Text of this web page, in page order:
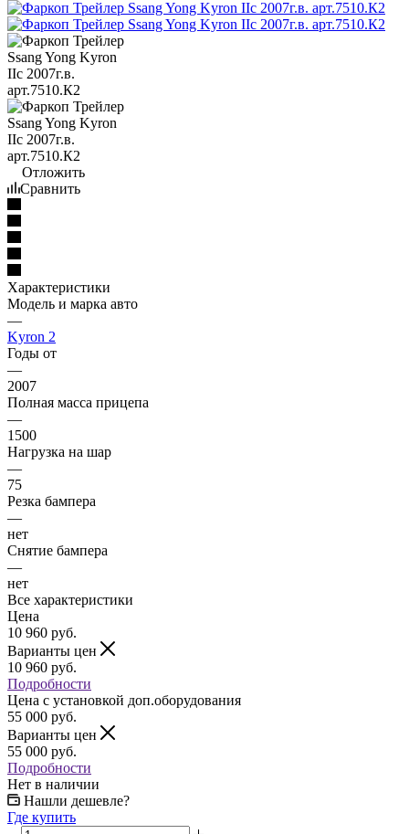
Отложить
Сравнить
Характеристики
Модель и марка авто
—
Kyron 2
Годы от
—
2007
Полная масса прицепа
—
1500
Нагрузка на шар
—
75
Резка бампера
—
нет
Снятие бампера
—
нет
Все характеристики
Цена
10 960 руб.
Варианты цен
10 960 руб.
Подробности
Цена c установкой доп.оборудования
55 000 руб.
Варианты цен
55 000 руб.
Подробности
Нет в наличии
Нашли дешевле?
Где купить